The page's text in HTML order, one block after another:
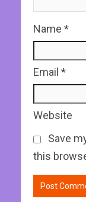
Name *
Email *
Website
Save
this